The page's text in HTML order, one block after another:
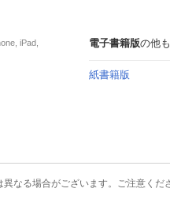
iPad,
電子書籍版の他
紙書籍版
なる場合がございます。ご注意くだ